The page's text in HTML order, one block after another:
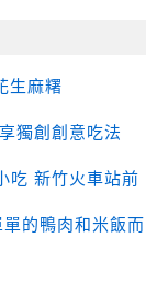
生麻糬
獨創創意吃法
吃 新竹火車站前
的鴨肉和米飯而